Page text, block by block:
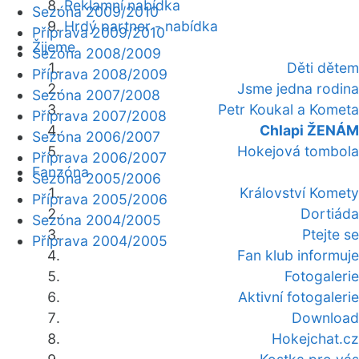
Reklamní nabídka
Hrdý partner - nabídka
Žijeme
Děti dětem
Jsme jedna rodina
Petr Koukal a Kometa
Chlapi ŽENÁM
Hokejová tombola
Fanzóna
Království Komety
Dortiáda
Ptejte se
Fan klub informuje
Fotogalerie
Aktivní fotogalerie
Download
Hokejchat.cz
Sezóna 2009/2010
Příprava 2009/2010
Sezóna 2008/2009
Příprava 2008/2009
Sezóna 2007/2008
Příprava 2007/2008
Sezóna 2006/2007
Příprava 2006/2007
Sezóna 2005/2006
Příprava 2005/2006
Sezóna 2004/2005
Příprava 2004/2005